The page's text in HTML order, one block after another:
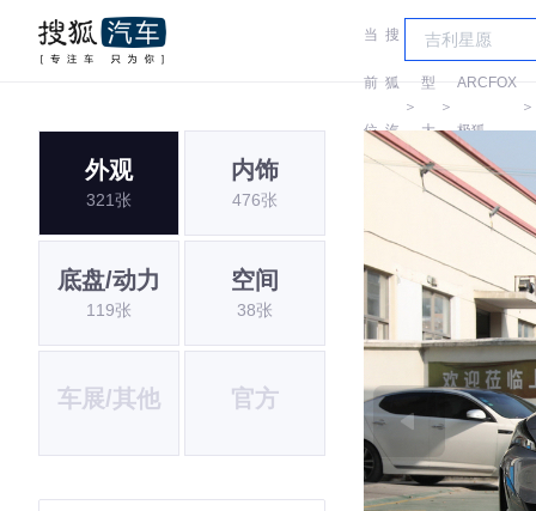
当
前
位
搜
狐
汽
＞
车
型
大
全
＞
ARCFOX
极狐
外观
321张
内饰
476张
底盘/动力
119张
空间
38张
车展/其他 官方